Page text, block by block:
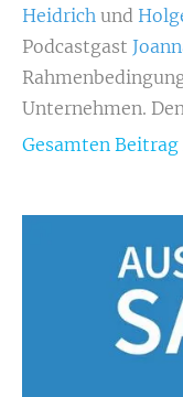
Heidrich und
Podcastgast
Unternehmen.
Gesamten Beitrag